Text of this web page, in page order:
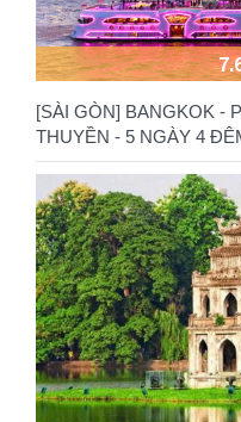
[SÀI GÒN] BANGKOK -
THUYỀN - 5 NGÀY 4